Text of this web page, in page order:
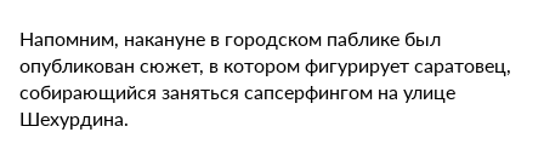
Напомним, накануне в городском паблике был
опубликован сюжет, в котором фигурирует саратовец,
собирающийся заняться сапсерфингом на улице
Шехурдина.